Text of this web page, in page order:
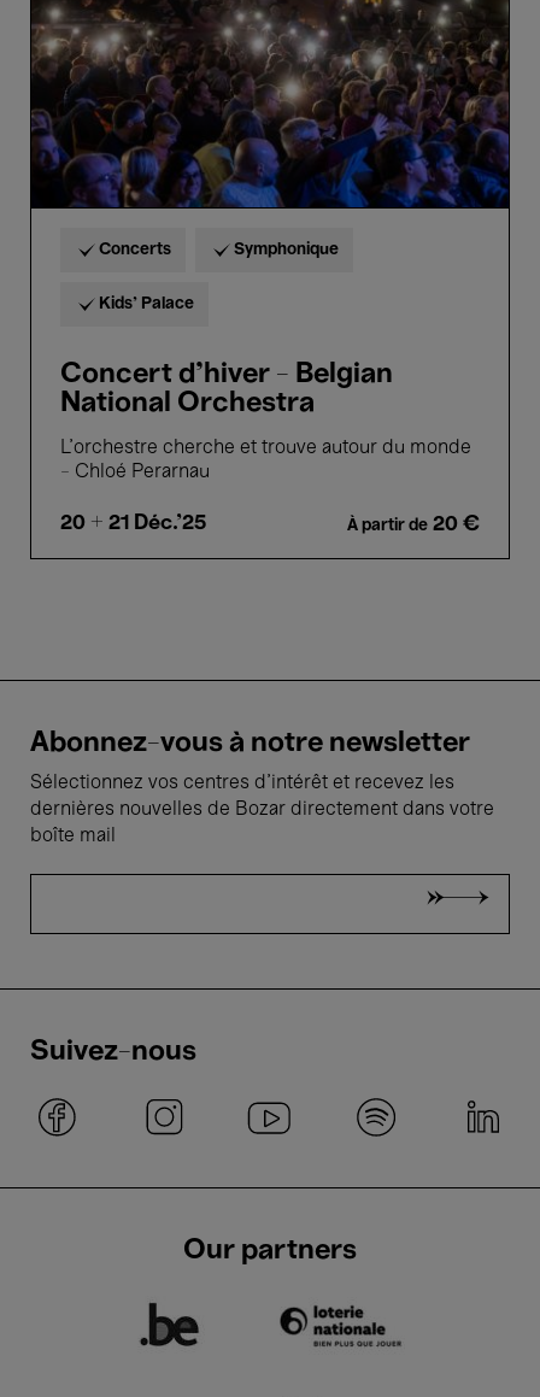
Orchestra
Concerts Symphonique
Kids’ Palace
Concert d'hiver - Belgian
National Orchestra
L’orchestre cherche et trouve autour du monde
– Chloé Perarnau
20 + 21 Déc.'25 À partir de 20 €
Abonnez-vous à notre newsletter
Sélectionnez vos centres d'intérêt et recevez les
dernières nouvelles de Bozar directement dans votre
boîte mail
Suivez-nous
Our partners